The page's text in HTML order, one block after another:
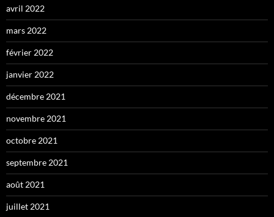
avril 2022
mars 2022
février 2022
janvier 2022
décembre 2021
novembre 2021
octobre 2021
septembre 2021
août 2021
juillet 2021